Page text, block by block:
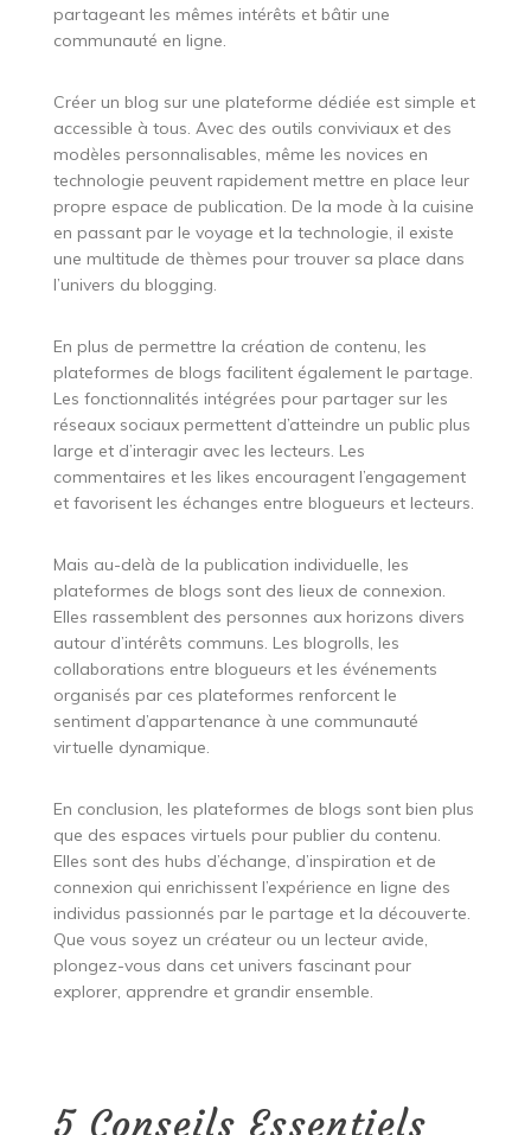
partageant les mêmes intérêts et bâtir une
communauté en ligne.
Créer un blog sur une plateforme dédiée est simple et
accessible à tous. Avec des outils conviviaux et des
modèles personnalisables, même les novices en
technologie peuvent rapidement mettre en place leur
propre espace de publication. De la mode à la cuisine
en passant par le voyage et la technologie, il existe
une multitude de thèmes pour trouver sa place dans
l’univers du blogging.
En plus de permettre la création de contenu, les
plateformes de blogs facilitent également le partage.
Les fonctionnalités intégrées pour partager sur les
réseaux sociaux permettent d’atteindre un public plus
large et d’interagir avec les lecteurs. Les
commentaires et les likes encouragent l’engagement
et favorisent les échanges entre blogueurs et lecteurs.
Mais au-delà de la publication individuelle, les
plateformes de blogs sont des lieux de connexion.
Elles rassemblent des personnes aux horizons divers
autour d’intérêts communs. Les blogrolls, les
collaborations entre blogueurs et les événements
organisés par ces plateformes renforcent le
sentiment d’appartenance à une communauté
virtuelle dynamique.
En conclusion, les plateformes de blogs sont bien plus
que des espaces virtuels pour publier du contenu.
Elles sont des hubs d’échange, d’inspiration et de
connexion qui enrichissent l’expérience en ligne des
individus passionnés par le partage et la découverte.
Que vous soyez un créateur ou un lecteur avide,
plongez-vous dans cet univers fascinant pour
explorer, apprendre et grandir ensemble.
5 Conseils Essentiels